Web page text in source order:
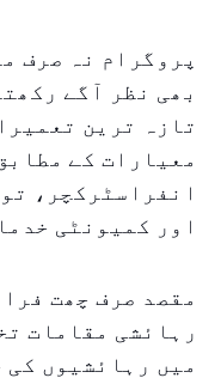
پروگرام نہ صرف
بھی نظر آگے
تازہ ترین
معیارات کے
انفراسٹرکچر،
اور کمیونٹی
مقصد صرف چھت
رہائشی مقامات
میں رہائشیوں